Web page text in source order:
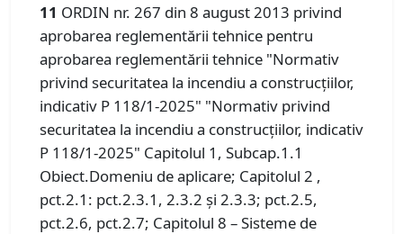
11 ORDIN nr. 267 din 8 august 2013 privind
aprobarea reglementării tehnice pentru
aprobarea reglementării tehnice "Normativ
privind securitatea la incendiu a construcțiilor,
indicativ P 118/1-2025" "Normativ privind
securitatea la incendiu a construcțiilor, indicativ
P 118/1-2025" Capitolul 1, Subcap.1.1
Obiect.Domeniu de aplicare; Capitolul 2 ,
pct.2.1: pct.2.3.1, 2.3.2 și 2.3.3; pct.2.5,
pct.2.6, pct.2.7; Capitolul 8 – Sisteme de